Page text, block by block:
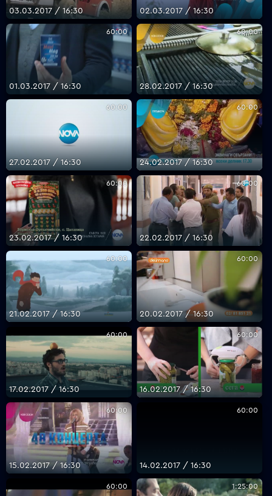
VOYO
03.03.2017 / 16:30 02.03.2017 / 16:30
60:00
01.03.2017 / 16:30
60:00
28.02.2017 / 16:30
60:00
27.02.2017 / 16:30
60:00
24.02.2017 / 16:30
60:00
23.02.2017 / 16:30
60:00
22.02.2017 / 16:30
60:00
21.02.2017 / 16:30
60:00
20.02.2017 / 16:30
60:00
17.02.2017 / 16:30
60:00
16.02.2017 / 16:30
60:00
15.02.2017 / 16:30
60:00
14.02.2017 / 16:30
60:00 1:25:00